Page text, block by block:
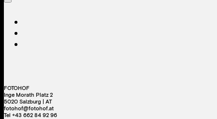
FOTOHOF
Inge Morath Platz 2
5020 Salzburg | AT
fotohof@fotohof.at
Tel +43 662 84 92 96